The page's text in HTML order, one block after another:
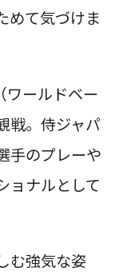
めて気づけま
ワールドベー
戦。侍ジャパ
手のプレーや
ョナルとして
む強気な姿